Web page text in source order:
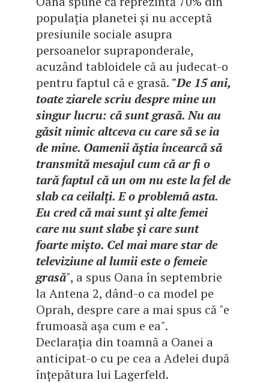
populația planetei și nu acceptă
presiunile sociale asupra
persoanelor supraponderale,
acuzând tabloidele că au judecat-o
pentru faptul că e grasă. "De 15 ani,
toate ziarele scriu despre mine un
singur lucru: că sunt grasă. Nu au
găsit nimic altceva cu care să se ia
de mine. Oamenii ăștia încearcă să
transmită mesajul cum că ar fi o
tară faptul că un om nu este la fel de
slab ca ceilalți. E o problemă asta.
Eu cred că mai sunt și alte femei
care nu sunt slabe și care sunt
foarte mișto. Cel mai mare star de
televiziune al lumii este o femeie
grasă", a spus Oana în septembrie
la Antena 2, dând-o ca model pe
Oprah, despre care a mai spus că "e
frumoasă așa cum e ea".
Declarația din toamnă a Oanei a
anticipat-o cu pe cea a Adelei după
înțepătura lui Lagerfeld.